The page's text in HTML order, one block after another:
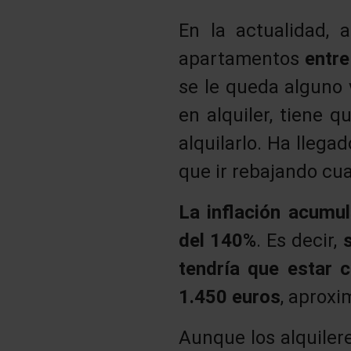
En la actualidad, a
apartamentos
se le queda alguno
en alquiler, tiene
alquilarlo. Ha
que ir rebajando
La inflación
del 140%. Es decir,
tendría que estar
1.450 euros,
Aunque los